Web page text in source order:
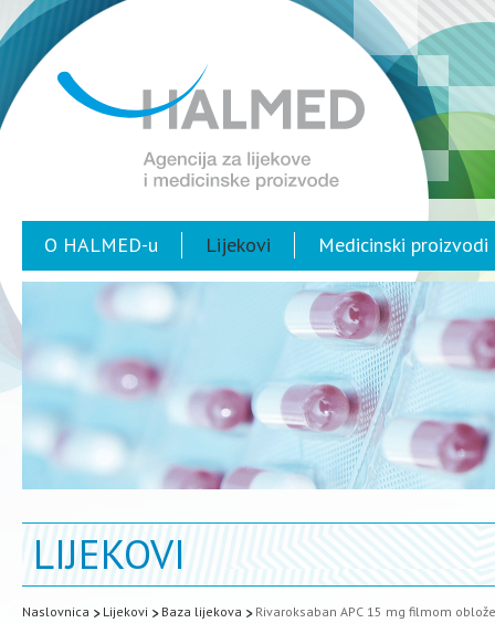
O HALMED-u Lijekovi Medicinski proizvodi
LIJEKOVI
Naslovnica Lijekovi Baza lijekova Rivaroksaban APC 15 mg filmom